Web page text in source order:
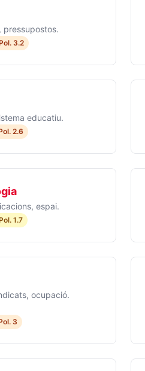
pressupostos.
3.2
educatiu.
2.6
espai.
1.7
ocupació.
3